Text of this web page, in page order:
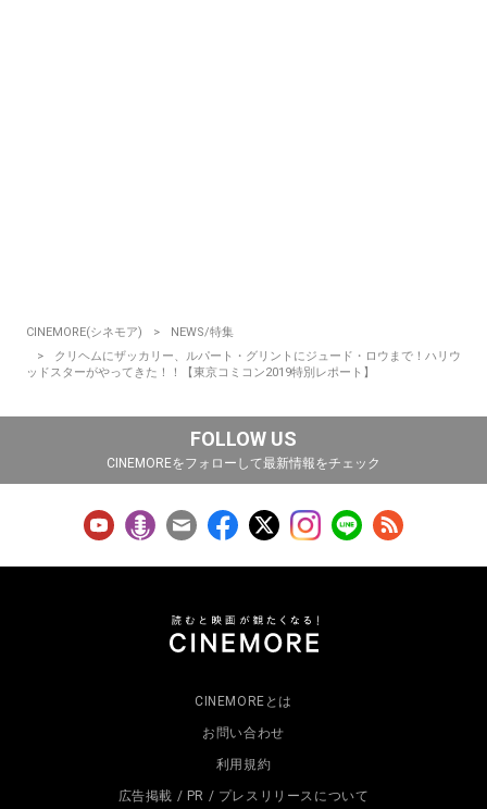
CINEMORE(シネモア)
NEWS/特集
クリヘムにザッカリー、ルパート・グリントにジュード・ロウまで！ハリウ
ッドスターがやってきた！！【東京コミコン2019特別レポート】
FOLLOW US
CINEMOREをフォローして最新情報をチェック
CINEMOREとは
お問い合わせ
利用規約
広告掲載 / PR / プレスリリースについて